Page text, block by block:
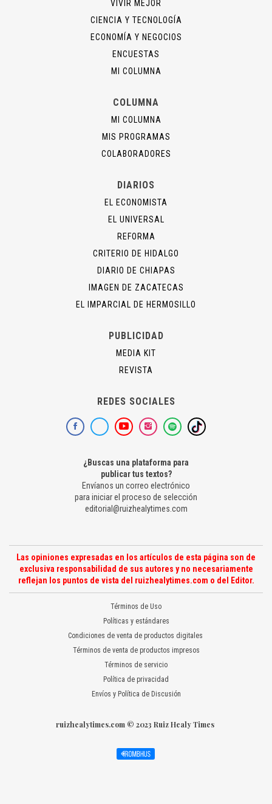
VIVIR MEJOR
CIENCIA Y TECNOLOGÍA
ECONOMÍA Y NEGOCIOS
ENCUESTAS
MI COLUMNA
COLUMNA
MI COLUMNA
MIS PROGRAMAS
COLABORADORES
DIARIOS
EL ECONOMISTA
EL UNIVERSAL
REFORMA
CRITERIO DE HIDALGO
DIARIO DE CHIAPAS
IMAGEN DE ZACATECAS
EL IMPARCIAL DE HERMOSILLO
PUBLICIDAD
MEDIA KIT
REVISTA
REDES SOCIALES
¿Buscas una plataforma para
publicar tus textos?
Envíanos un correo electrónico
para iniciar el proceso de selección
editorial@ruizhealytimes.com
Las opiniones expresadas en los artículos de esta página son de
exclusiva responsabilidad de sus autores y no necesariamente
reflejan los puntos de vista del ruizhealytimes.com o del Editor.
Términos de Uso
Políticas y estándares
Condiciones de venta de productos digitales
Términos de venta de productos impresos
Términos de servicio
Política de privacidad
Envíos y Política de Discusión
ruizhealytimes.com © 2023 Ruiz Healy Times